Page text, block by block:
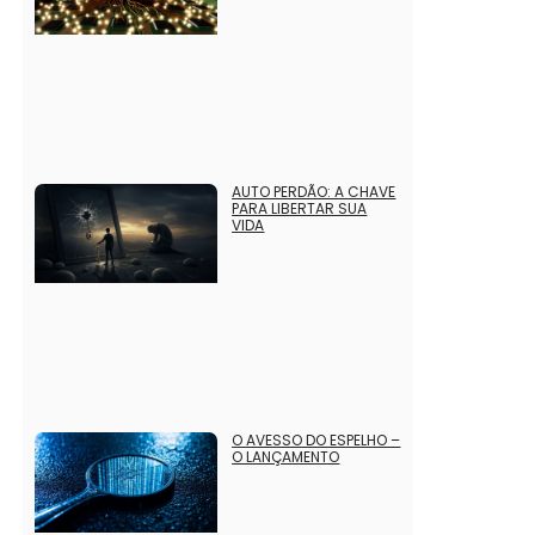
AUTO PERDÃO: A CHAVE
PARA LIBERTAR SUA
VIDA
O AVESSO DO ESPELHO –
O LANÇAMENTO